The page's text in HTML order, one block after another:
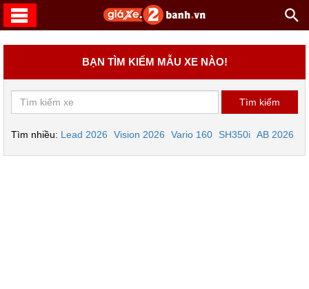
BẠN TÌM KIẾM MẪU XE NÀO!
Tìm nhiều: Lead 2026 Vision 2026 Vario 160 SH350i AB 2026